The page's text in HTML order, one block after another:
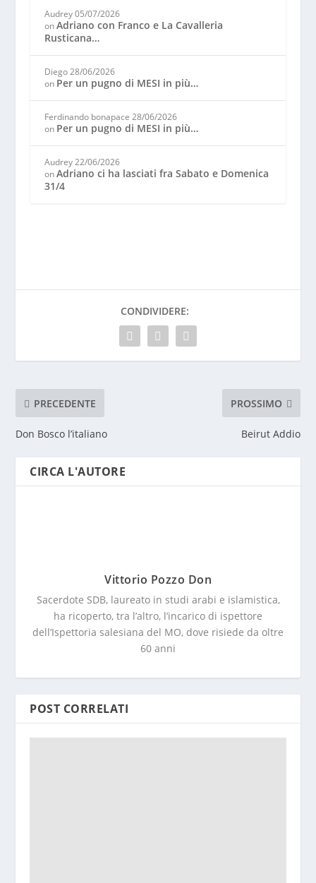
Audrey 05/07/2026
onAdriano con Franco e La Cavalleria
Rusticana…
Diego 28/06/2026
on Per un pugno di MESI in più…
Ferdinando bonapace 28/06/2026
on Per un pugno di MESI in più…
Audrey 22/06/2026
onAdriano ci ha lasciati fra Sabato e Domenica
31/4
CONDIVIDERE:
PRECEDENTE
Don Bosco l’italiano
PROSSIMO
Beirut Addio
CIRCA L'AUTORE
Vittorio Pozzo Don
Sacerdote SDB, laureato in studi arabi e islamistica,
ha ricoperto, tra l’altro, l’incarico di ispettore
dell’Ispettoria salesiana del MO, dove risiede da oltre
60 anni
POST CORRELATI